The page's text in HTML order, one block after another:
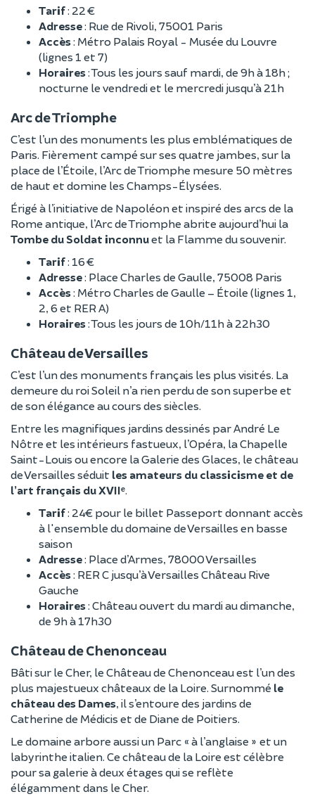
Tarif: 22 €
Adresse: Rue de Rivoli, 75001 Paris
Accès: Métro Palais Royal - Musée du Louvre
(lignes 1 et 7)
Horaires: Tous les jours sauf mardi, de 9h à 18h ;
nocturne le vendredi et le mercredi jusqu’à 21h
Arc de Triomphe
C’est l’un des monuments les plus emblématiques de
Paris. Fièrement campé sur ses quatre jambes, sur la
place de l’Étoile, l’Arc de Triomphe mesure 50 mètres
de haut et domine les Champs-Élysées.
Érigé à l’initiative de Napoléon et inspiré des arcs de la
Rome antique, l’Arc de Triomphe abrite aujourd’hui la
Tombe du Soldat inconnuet la Flamme du souvenir.
Tarif: 16 €
Adresse: Place Charles de Gaulle, 75008 Paris
Accès: Métro Charles de Gaulle – Étoile (lignes 1,
2, 6 et RER A)
Horaires: Tous les jours de 10h/11h à 22h30
Château de Versailles
C’est l’un des monuments français les plus visités. La
demeure du roi Soleil n’a rien perdu de son superbe et
de son élégance au cours des siècles.
Entre les magnifiques jardins dessinés par André Le
Nôtre et les intérieurs fastueux, l’Opéra, la Chapelle
Saint-Louis ou encore la Galerie des Glaces, le château
de Versailles séduit les amateurs du classicisme et de
l’art français du XVIIᵉ.
Tarif: 24€ pour le billet Passeport donnant accès
à l'ensemble du domaine de Versailles en basse
saison
Adresse: Place d’Armes, 78000 Versailles
Accès: RER C jusqu’à Versailles Château Rive
Gauche
Horaires: Château ouvert du mardi au dimanche,
de 9h à 17h30
Château de Chenonceau
Bâti sur le Cher, le Château de Chenonceau est l’un des
plus majestueux châteaux de la Loire. Surnommé le
château des Dames, il s’entoure des jardins de
Catherine de Médicis et de Diane de Poitiers.
Le domaine arbore aussi un Parc « à l’anglaise » et un
labyrinthe italien. Ce château de la Loire est célèbre
pour sa galerie à deux étages qui se reflète
élégamment dans le Cher.